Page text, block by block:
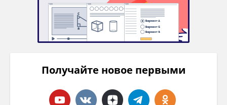
Получайте новое первыми